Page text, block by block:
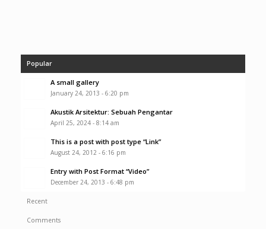
Popular
A small gallery
January 24, 2013 - 6:20 pm
Akustik Arsitektur: Sebuah Pengantar
April 25, 2024 - 8:14 am
This is a post with post type “Link”
August 24, 2012 - 6:16 pm
Entry with Post Format “Video”
December 24, 2013 - 6:48 pm
Recent
Comments